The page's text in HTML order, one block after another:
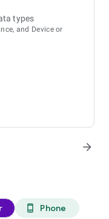
types
and Device or
arrow_forward
phone_android Phone